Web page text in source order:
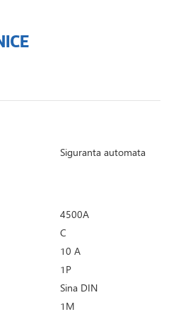
Siguranta automata
4500A
C
10 A
1P
Sina DIN
1M